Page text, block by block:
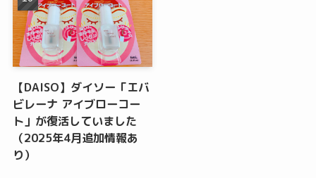
【DAISO】ダイソー「エバ
ビレーナ アイブローコー
ト」が復活していました
（2025年4月追加情報あ
り）